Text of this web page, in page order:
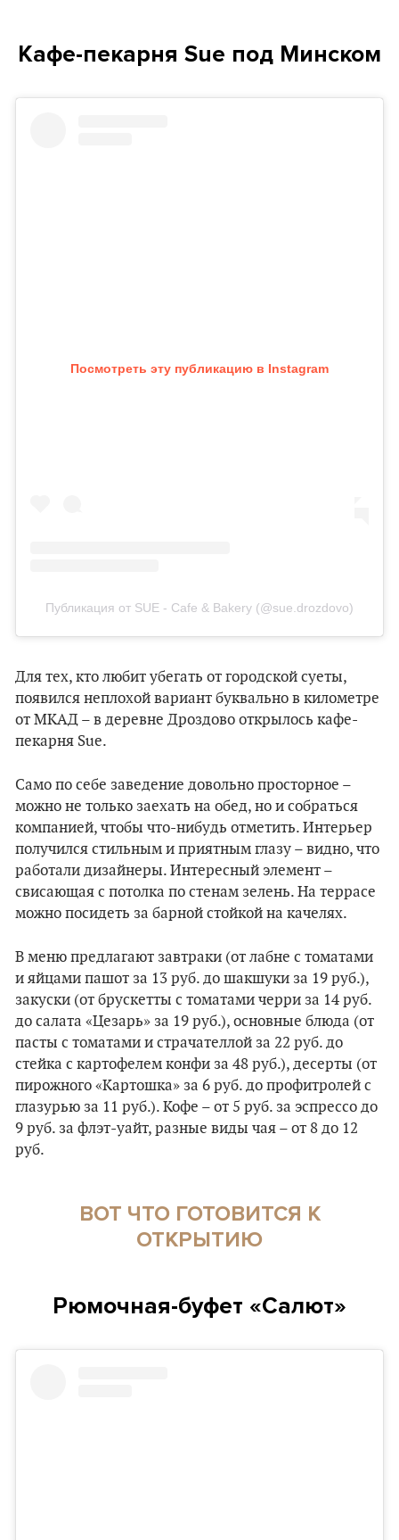
Кафе-пекарня Sue под Минском
Посмотреть эту публикацию в Instagram
Публикация от SUE - Cafe & Bakery (@sue.drozdovo)
Для тех, кто любит убегать от городской суеты,
появился неплохой вариант буквально в километре
от МКАД – в деревне Дроздово открылось кафе-
пекарня Sue.
Само по себе заведение довольно просторное –
можно не только заехать на обед, но и собраться
компанией, чтобы что-нибудь отметить. Интерьер
получился стильным и приятным глазу – видно, что
работали дизайнеры. Интересный элемент –
свисающая с потолка по стенам зелень. На террасе
можно посидеть за барной стойкой на качелях.
В меню предлагают завтраки (от лабне с томатами
и яйцами пашот за 13 руб. до шакшуки за 19 руб.),
закуски (от брускетты с томатами черри за 14 руб.
до салата «Цезарь» за 19 руб.), основные блюда (от
пасты с томатами и страчателлой за 22 руб. до
стейка с картофелем конфи за 48 руб.), десерты (от
пирожного «Картошка» за 6 руб. до профитролей с
глазурью за 11 руб.). Кофе – от 5 руб. за эспрессо до
9 руб. за флэт-уайт, разные виды чая – от 8 до 12
руб.
ВОТ ЧТО ГОТОВИТСЯ К
ОТКРЫТИЮ
Рюмочная-буфет «Салют»